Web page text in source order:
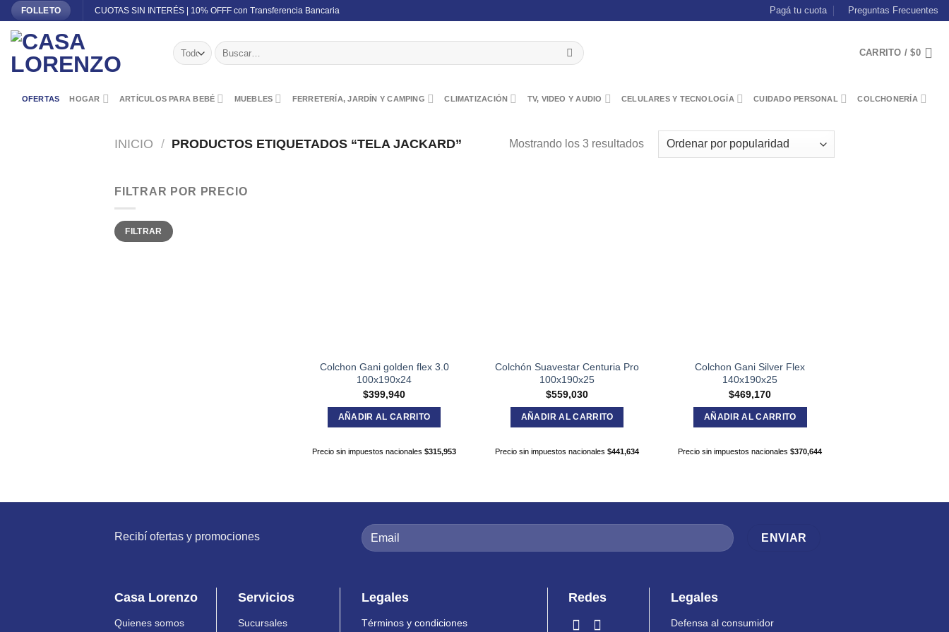
Skip
content
FOLLETO CUOTAS SIN INTERÉS | 10% OFFF con Transferencia Bancaria Pagá tu cuota Preguntas Frecuentes
Buscar
por:
CARRITO /$0
OFERTAS HOGAR ARTÍCULOS PARA BEBÉ MUEBLES FERRETERÍA, JARDÍN Y CAMPING CLIMATIZACIÓN TV, VIDEO Y AUDIO CELULARES Y TECNOLOGÍA CUIDADO PERSONAL COLCHONERÍA
INICIO / PRODUCTOS ETIQUETADOS “TELA JACKARD” Mostrando los 3 resultados
FILTRAR POR PRECIO
Precio
mínimo
Precio
máximo
FILTRAR
Colchon Gani golden flex 3.0
100x190x24
$399,940
AÑADIR AL CARRITO
Precio sin impuestos nacionales$315,953
Colchón Suavestar Centuria Pro
100x190x25
$559,030
AÑADIR AL CARRITO
Precio sin impuestos nacionales$441,634
Colchon Gani Silver Flex
140x190x25
$469,170
AÑADIR AL CARRITO
Precio sin impuestos nacionales$370,644
Recibí ofertas y promociones
Casa Lorenzo
Quienes somos
Servicios
Sucursales
Legales
Términos y condiciones
Redes Legales
Defensa al consumidor